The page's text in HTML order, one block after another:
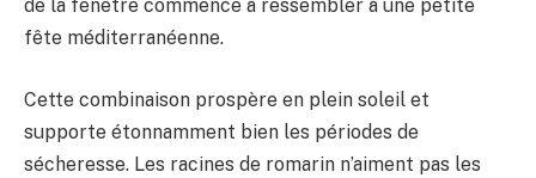
de la fenêtre commence à ressembler à une petite
fête méditerranéenne.
Cette combinaison prospère en plein soleil et
supporte étonnamment bien les périodes de
sécheresse. Les racines de romarin n’aiment pas les